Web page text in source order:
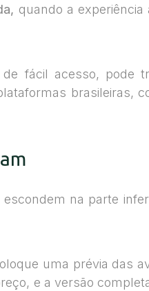
quando a
fácil acesso, pode
brasileiras,
na parte
uma prévia das
e a versão